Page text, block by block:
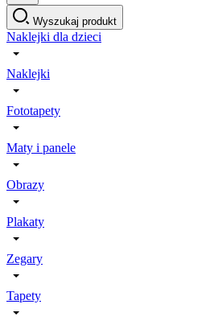
Wyszukaj produkt
Naklejki dla dzieci
Naklejki
Fototapety
Maty i panele
Obrazy
Plakaty
Zegary
Tapety